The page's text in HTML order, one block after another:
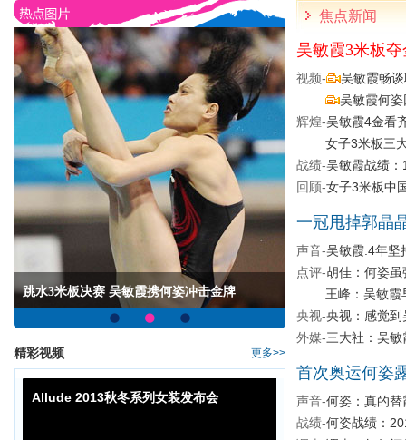
跳水3米板决赛 吴敏霞携何姿冲击金牌
精彩视频 更多>>
Allude 2013秋冬系列女装发布会
焦点新闻
吴敏霞3米板
视频-
吴敏霞畅
吴敏霞何
辉煌-吴敏霞4金看
女子3米板三
战绩-吴敏霞战绩
回顾-女子3米板中
一冠甩掉郭晶
声音-吴敏霞:4年坚
点评-胡佳：何姿
王峰：吴敏
央视-央视：感觉
外媒-三大社：吴
首次奥运何姿
声音-何姿：真的
战绩-何姿战绩：